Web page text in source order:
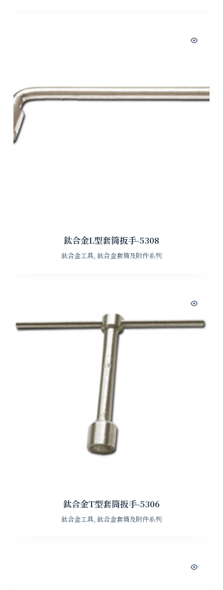
鈦合金L型套筒扳手-5308
鈦合金工具, 鈦合金套筒及附件系列
鈦合金T型套筒扳手-5306
鈦合金工具, 鈦合金套筒及附件系列